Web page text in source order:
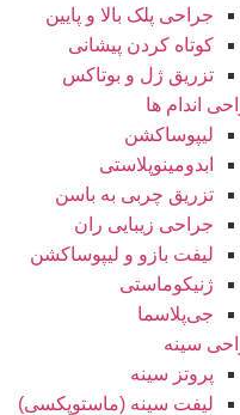
جراحی پلک بالا و پایین
کوتاه کردن پیشانی
تزریق ژل و بوتاکس
اندام ها
لیپوساکشن
ابدومینوپلاستی
تزریق چربی به باسن
جراحی زیبایی ران
لیفت بازو و لیپوساکشن
ژنیکوماستی
جی‌پلاسما
سینه
پروتز سینه
لیفت سینه (ماستوپکسی)